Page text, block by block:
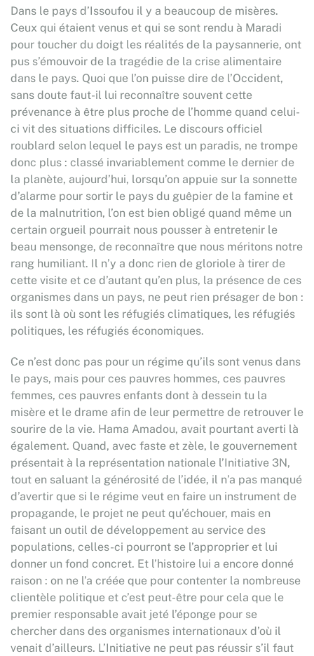
Dans le pays d’Issoufou il y a beaucoup de misères.
Ceux qui étaient venus et qui se sont rendu à Maradi
pour toucher du doigt les réalités de la paysannerie, ont
pus s’émouvoir de la tragédie de la crise alimentaire
dans le pays. Quoi que l’on puisse dire de l’Occident,
sans doute faut-il lui reconnaître souvent cette
prévenance à être plus proche de l’homme quand celui-
ci vit des situations difficiles. Le discours officiel
roublard selon lequel le pays est un paradis, ne trompe
donc plus : classé invariablement comme le dernier de
la planète, aujourd’hui, lorsqu’on appuie sur la sonnette
d’alarme pour sortir le pays du guêpier de la famine et
de la malnutrition, l’on est bien obligé quand même un
certain orgueil pourrait nous pousser à entretenir le
beau mensonge, de reconnaître que nous méritons notre
rang humiliant. Il n’y a donc rien de gloriole à tirer de
cette visite et ce d’autant qu’en plus, la présence de ces
organismes dans un pays, ne peut rien présager de bon :
ils sont là où sont les réfugiés climatiques, les réfugiés
politiques, les réfugiés économiques.
Ce n’est donc pas pour un régime qu’ils sont venus dans
le pays, mais pour ces pauvres hommes, ces pauvres
femmes, ces pauvres enfants dont à dessein tu la
misère et le drame afin de leur permettre de retrouver le
sourire de la vie. Hama Amadou, avait pourtant averti là
également. Quand, avec faste et zèle, le gouvernement
présentait à la représentation nationale l’Initiative 3N,
tout en saluant la générosité de l’idée, il n’a pas manqué
d’avertir que si le régime veut en faire un instrument de
propagande, le projet ne peut qu’échouer, mais en
faisant un outil de développement au service des
populations, celles-ci pourront se l’approprier et lui
donner un fond concret. Et l’histoire lui a encore donné
raison : on ne l’a créée que pour contenter la nombreuse
clientèle politique et c’est peut-être pour cela que le
premier responsable avait jeté l’éponge pour se
chercher dans des organismes internationaux d’où il
venait d’ailleurs. L’Initiative ne peut pas réussir s’il faut